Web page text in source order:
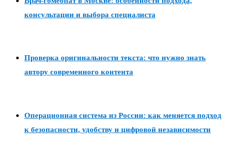
консультации и выбора специалиста
Проверка оригинальности текста: что нужно знать
автору современного контента
Операционная система из России: как меняется подход
к безопасности, удобству и цифровой независимости